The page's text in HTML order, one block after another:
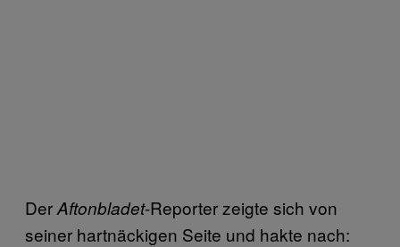
DerAftonbladet-Reporter zeigte sich von
seiner hartnäckigen Seite und hakte nach: